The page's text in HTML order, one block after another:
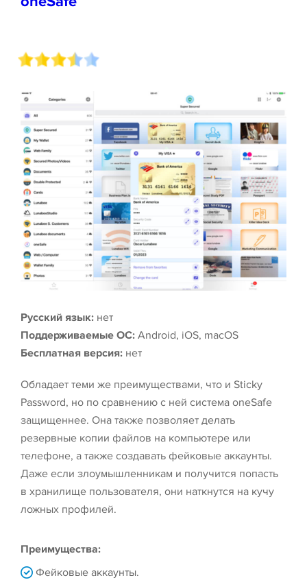
Русский язык: нет
Поддерживаемые ОС: Android, iOS, macOS
Бесплатная версия: нет
Обладает теми же преимуществами, что и Sticky
Password, но по сравнению с ней система oneSafe
защищеннее. Она также позволяет делать
резервные копии файлов на компьютере или
телефоне, а также создавать фейковые аккаунты.
Даже если злоумышленникам и получится попасть
в хранилище пользователя, они наткнутся на кучу
ложных профилей.
Преимущества:
Фейковые аккаунты.